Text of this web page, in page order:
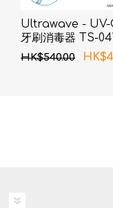
Ultrawave - UV-
牙刷消毒器 TS-
色)
HK$540.00